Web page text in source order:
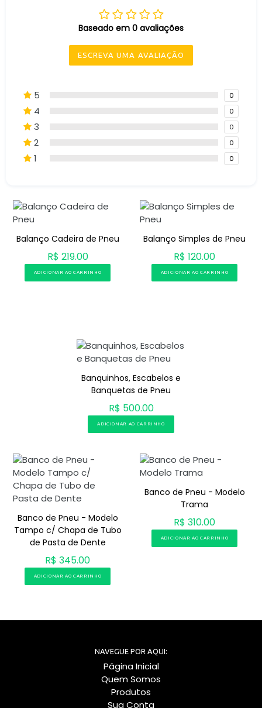
Baseado em 0 avaliações
ESCREVA UMA AVALIAÇÃO
5 0
4 0
3 0
2 0
1 0
Balanço Cadeira de Pneu
R$ 219.00
ADICIONAR AO CARRINHO
Balanço Simples de Pneu
R$ 120.00
ADICIONAR AO CARRINHO
Banquinhos, Escabelos e
Banquetas de Pneu
R$ 500.00
ADICIONAR AO CARRINHO
Banco de Pneu - Modelo
Tampo c/ Chapa de Tubo
de Pasta de Dente
R$ 345.00
ADICIONAR AO CARRINHO
Banco de Pneu - Modelo
Trama
R$ 310.00
ADICIONAR AO CARRINHO
NAVEGUE POR AQUI:
Página Inicial
Quem Somos
Produtos
Sua Conta